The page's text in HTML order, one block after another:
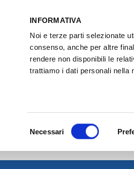
INFORMATIVA
Noi e terze parti selezionate
consenso, anche per altre
rendere non disponibili le
trattiamo i dati personali nella
del
Necessari
ACCESSO GESTIONALE